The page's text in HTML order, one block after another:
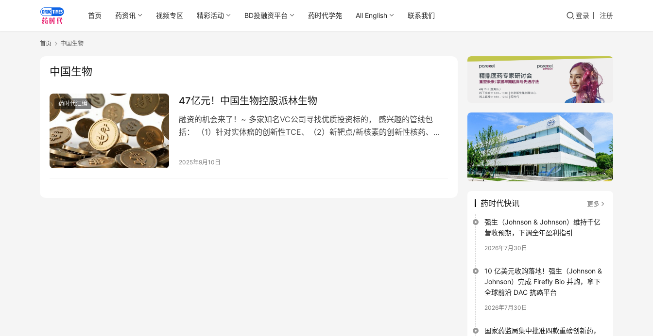
首页 药资讯 视频专区 精彩活动 BD投融资平台 药时代学苑 All English 联系我们 登录 注册
首页 中国生物
中国生物
药时代汇编 47亿元！中国生物控股派林生物
融资的机会来了！~ 多家知名VC公司寻找优质投资标的， 感兴趣的管线包
括： （1）针对实体瘤的创新性TCE、（2）新靶点/新核素的创新性核药、
2025年9月10日
药时代快讯 更多
强生（Johnson & Johnson）维持千亿
营收预期，下调全年盈利指引
2026年7月30日
10 亿美元收购落地！强生（Johnson &
Johnson）完成 Firefly Bio 并购，拿下
全球前沿 DAC 抗癌平台
2026年7月30日
国家药监局集中批准四款重磅创新药，